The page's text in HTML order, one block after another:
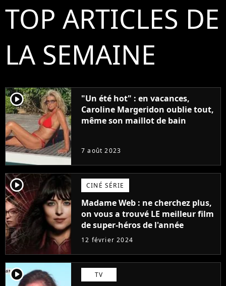
TOP ARTICLES DE
LA SEMAINE
player2
"Un été hot" : en vacances,
Caroline Margeridon oublie tout,
même son maillot de bain
7 août 2023
player2 CINÉ SÉRIE
Madame Web : ne cherchez plus,
on vous a trouvé LE meilleur film
de super-héros de l'année
12 février 2024
player2 TV